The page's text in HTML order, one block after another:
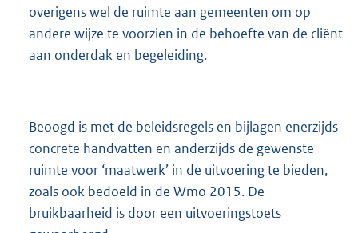
overigens wel de ruimte aan gemeenten om op
andere wijze te voorzien in de behoefte van de cliënt
aan onderdak en begeleiding.
Beoogd is met de beleidsregels en bijlagen enerzijds
concrete handvatten en anderzijds de gewenste
ruimte voor ‘maatwerk’ in de uitvoering te bieden,
zoals ook bedoeld in de Wmo 2015. De
bruikbaarheid is door een uitvoeringstoets